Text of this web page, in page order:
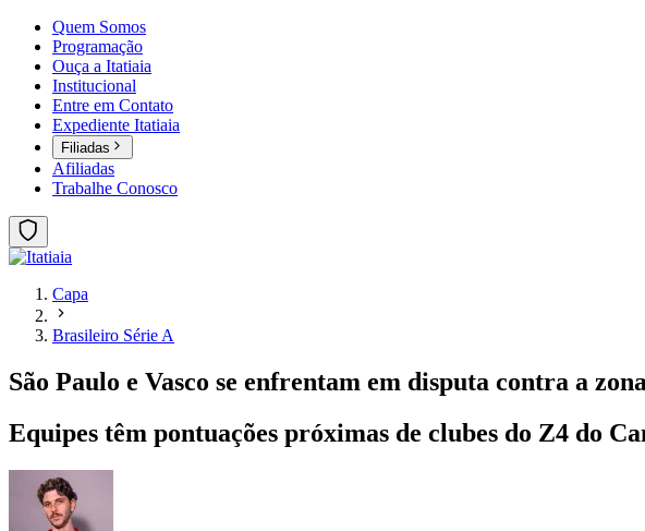
Quem Somos
Programação
Ouça a Itatiaia
Institucional
Entre em Contato
Expediente Itatiaia
Filiadas
Afiliadas
Trabalhe Conosco
Capa
Brasileiro Série A
São Paulo e Vasco se enfrentam em disputa contra a
Equipes têm pontuações próximas de clubes do Z4 do